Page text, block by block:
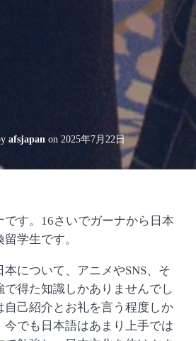
afsjapan on 2025年7月22日
す。16さいでガーナから日本
学生です。
本について、アニメやSNS、そ
で得た知識しかありませんでし
自己紹介とお礼を言う程度しか
でも日本語はあまり上手では